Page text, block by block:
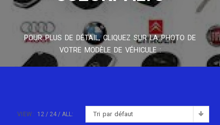
POUR PLUS DE DÉTAIL, CLIQUEZ SUR LA PHOTO DE
VOTRE MODÈLE DE VÉHICULE :
Tri par défaut
VIEW: 12 24 ALL: